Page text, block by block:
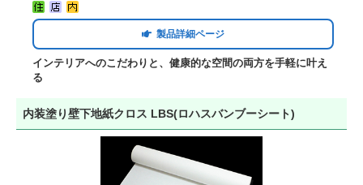
製品詳細ページ
インテリアへのこだわりと、健康的な空間の両方を手軽に叶え
る
内装塗り壁下地紙クロス LBS(ロハスバンブーシート)